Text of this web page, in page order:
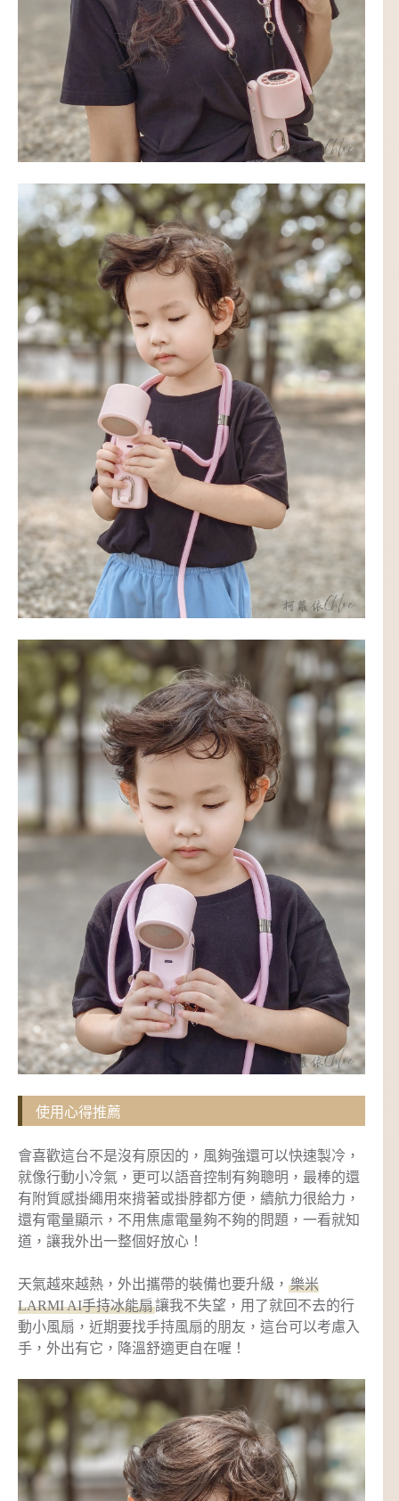
使用心得推薦
會喜歡這台不是沒有原因的，風夠強還可以快速製冷，
就像行動小冷氣，更可以語音控制有夠聰明，最棒的還
有附質感掛繩用來揹著或掛脖都方便，續航力很給力，
還有電量顯示，不用焦慮電量夠不夠的問題，一看就知
道，讓我外出一整個好放心！
天氣越來越熱，外出攜帶的裝備也要升級， 樂米
LARMI AI手持冰能扇讓我不失望，用了就回不去的行
動小風扇，近期要找手持風扇的朋友，這台可以考慮入
手，外出有它，降溫舒適更自在喔！